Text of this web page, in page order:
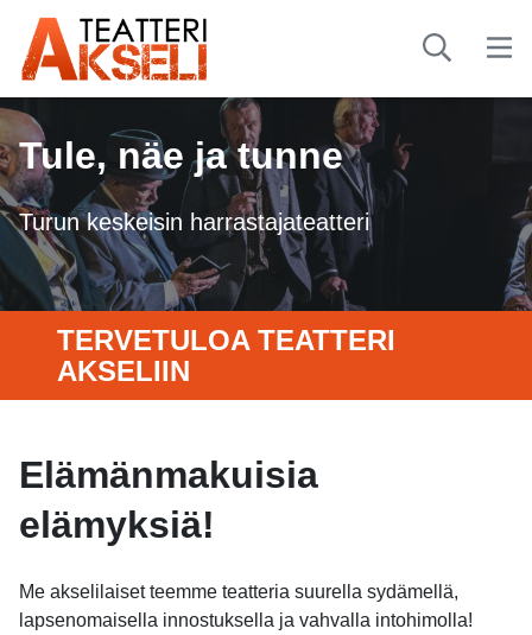
Tule, näe ja tunne
Turun keskeisin harrastajateatteri
TERVETULOA TEATTERI
AKSELIIN
Elämänmakuisia
elämyksiä!
Me akselilaiset teemme teatteria suurella sydämellä,
lapsenomaisella innostuksella ja vahvalla intohimolla!